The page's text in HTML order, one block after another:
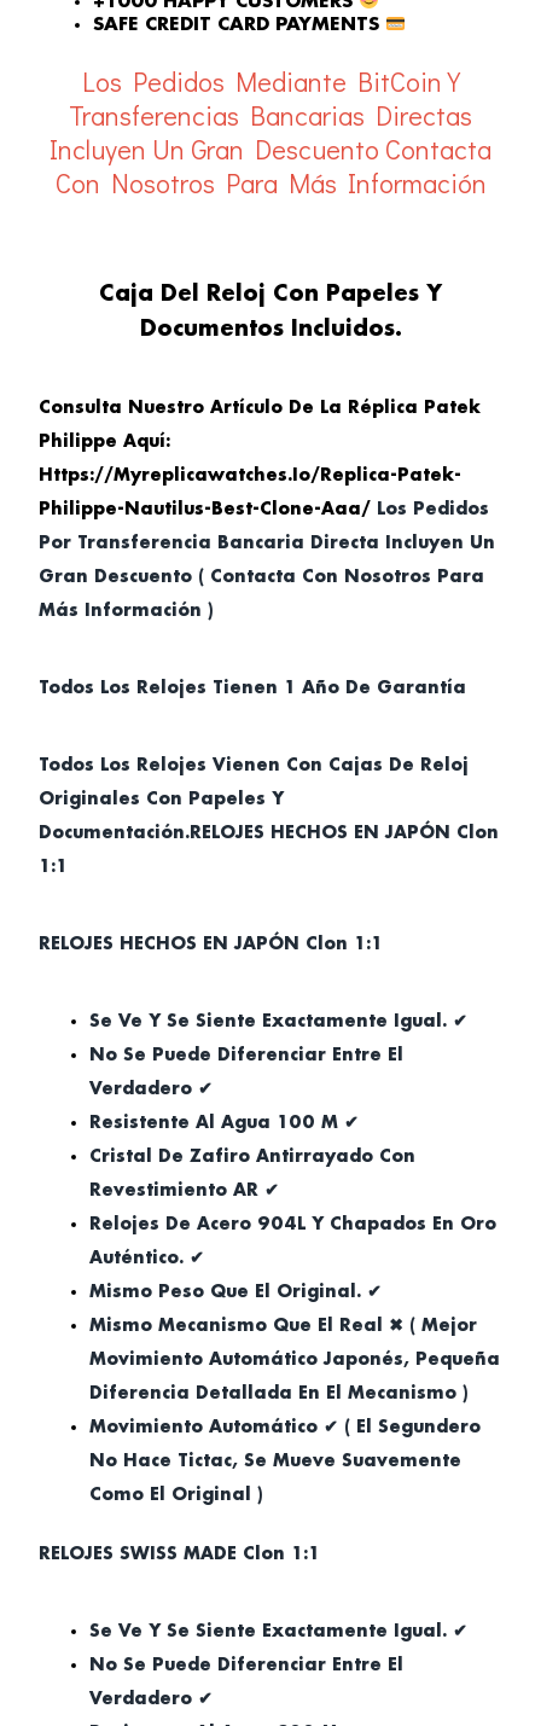
SAFE CREDIT CARD PAYMENTS
Los Pedidos Mediante BitCoin Y
Transferencias Bancarias Directas
Incluyen Un Gran Descuento Contacta
Con Nosotros Para Más Información
Caja Del Reloj Con Papeles Y
Documentos Incluidos.
Consulta Nuestro Artículo De La Réplica Patek
Philippe Aquí:
Https://myreplicawatches.io/replica-Patek-
Philippe-Nautilus-Best-Clone-Aaa/ Los Pedidos
Por Transferencia Bancaria Directa Incluyen Un
Gran Descuento ( Contacta Con Nosotros Para
Más Información )
Todos Los Relojes Tienen 1 Año De Garantía
Todos Los Relojes Vienen Con Cajas De Reloj
Originales Con Papeles Y
Documentación.RELOJES HECHOS EN JAPÓN Clon
1:1
RELOJES HECHOS EN JAPÓN Clon 1:1
Se Ve Y Se Siente Exactamente Igual. ✔
No Se Puede Diferenciar Entre El
Verdadero ✔
Resistente Al Agua 100 M ✔
Cristal De Zafiro Antirrayado Con
Revestimiento AR ✔
Relojes De Acero 904L Y Chapados En Oro
Auténtico. ✔
Mismo Peso Que El Original. ✔
Mismo Mecanismo Que El Real ✖ ( Mejor
Movimiento Automático Japonés, Pequeña
Diferencia Detallada En El Mecanismo )
Movimiento Automático ✔ ( El Segundero
No Hace Tictac, Se Mueve Suavemente
Como El Original )
RELOJES SWISS MADE Clon 1:1
Se Ve Y Se Siente Exactamente Igual. ✔
No Se Puede Diferenciar Entre El
Verdadero ✔